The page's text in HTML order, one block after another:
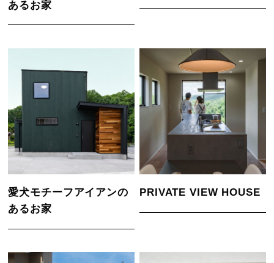
あるお家
愛犬モチーフアイアンの
あるお家
PRIVATE VIEW HOUSE